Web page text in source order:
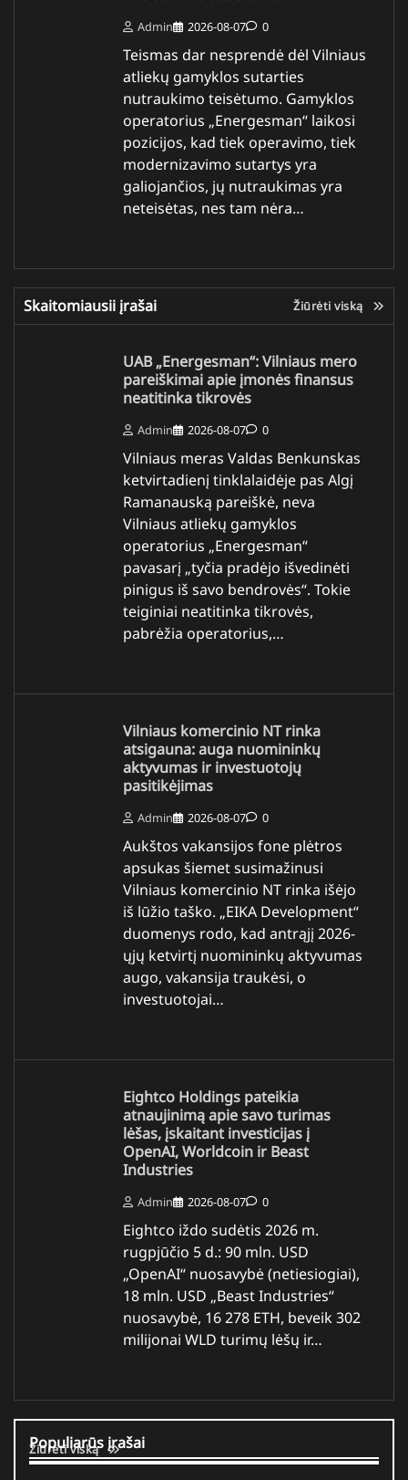
Admin 2026-08-07 0
Teismas dar nesprendė dėl Vilniaus
atliekų gamyklos sutarties
nutraukimo teisėtumo. Gamyklos
operatorius „Energesman“ laikosi
pozicijos, kad tiek operavimo, tiek
modernizavimo sutartys yra
galiojančios, jų nutraukimas yra
neteisėtas, nes tam nėra…
Skaitomiausii įrašai Žiūrėti viską
UAB „Energesman“: Vilniaus mero
pareiškimai apie įmonės finansus
neatitinka tikrovės
Admin 2026-08-07 0
Vilniaus meras Valdas Benkunskas
ketvirtadienį tinklalaidėje pas Algį
Ramanauską pareiškė, neva
Vilniaus atliekų gamyklos
operatorius „Energesman“
pavasarį „tyčia pradėjo išvedinėti
pinigus iš savo bendrovės“. Tokie
teiginiai neatitinka tikrovės,
pabrėžia operatorius,…
Vilniaus komercinio NT rinka
atsigauna: auga nuomininkų
aktyvumas ir investuotojų
pasitikėjimas
Admin 2026-08-07 0
Aukštos vakansijos fone plėtros
apsukas šiemet susimažinusi
Vilniaus komercinio NT rinka išėjo
iš lūžio taško. „EIKA Development“
duomenys rodo, kad antrąjį 2026-
ųjų ketvirtį nuomininkų aktyvumas
augo, vakansija traukėsi, o
investuotojai…
Eightco Holdings pateikia
atnaujinimą apie savo turimas
lėšas, įskaitant investicijas į
OpenAI, Worldcoin ir Beast
Industries
Admin 2026-08-07 0
Eightco iždo sudėtis 2026 m.
rugpjūčio 5 d.: 90 mln. USD
„OpenAI“ nuosavybė (netiesiogiai),
18 mln. USD „Beast Industries“
nuosavybė, 16 278 ETH, beveik 302
milijonai WLD turimų lėšų ir…
Populiarūs įrašai
Žiūrėti viską